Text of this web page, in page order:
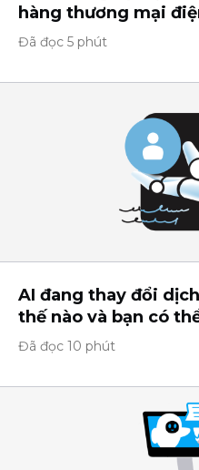
hàng thương mại
Đã đọc 5 phút
AI đang thay đổi
thế nào và bạn có
Đã đọc 10 phút